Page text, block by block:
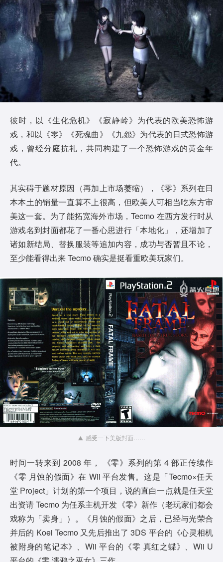
彼时，以《生化危机》《寂静岭》为代表的欧美恐怖游
戏，和以《零》《死魂曲》《九怨》为代表的日式恐怖游
戏，曾经分庭抗礼，共同构建了一个恐怖游戏的黄金年
代。
其实碍于题材原因（再加上市场萎缩），《零》系列在日
本本土的销量一直算不上很高，但欧美人可相当吃东方审
美这一套。为了能拓宽海外市场，Tecmo 在西方发行时从
游戏名到封面都花了一番心思进行「本地化」，还增加了
诸如新结局、替换服装等追加内容，成功与否暂且不论，
至少能看得出来 Tecmo 确实是挺看重欧美玩家们。
感受一下美版封面……
时间一转来到 2008 年， 《零》系列的第 4 部正传续作
《零 月蚀的假面》在 Wii 平台发售。这是「Tecmo×任天
堂 Project」计划的第一个项目，说的直白一点就是任天堂
出资请 Tecmo 为任系主机开发《零》新作（老玩家们都会
戏称为「卖身」）。《月蚀的假面》之后，已经与光荣合
并后的 Koei Tecmo 又先后推出了 3DS 平台的《心灵相机
被附身的笔记本》、Wii 平台的《零 真红之蝶》、Wii U